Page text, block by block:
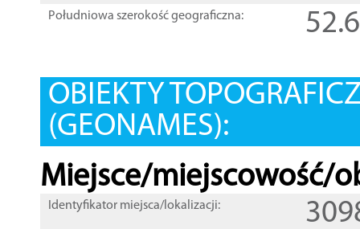
Południowa szerokość geograficzna:
OBIEKTY
(GEONAMES):
Miejsce/miejscowość/
Identyfikator miejsca/lokalizacji: